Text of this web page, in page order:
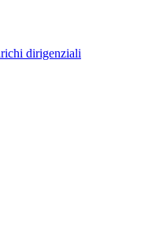
dirigenziali